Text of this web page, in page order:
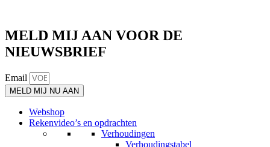
MELD MIJ AAN VOOR DE
NIEUWSBRIEF
Email
MELD MIJ NU AAN
Webshop
Rekenvideo’s en opdrachten
Verhoudingen
Verhoudingstabel